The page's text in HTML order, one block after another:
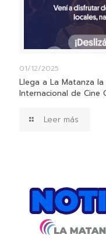
01/12/2025
Llega a La Matanza la
Internacional de Cine
Leer más